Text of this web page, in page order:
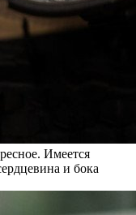
Имеется
и бока